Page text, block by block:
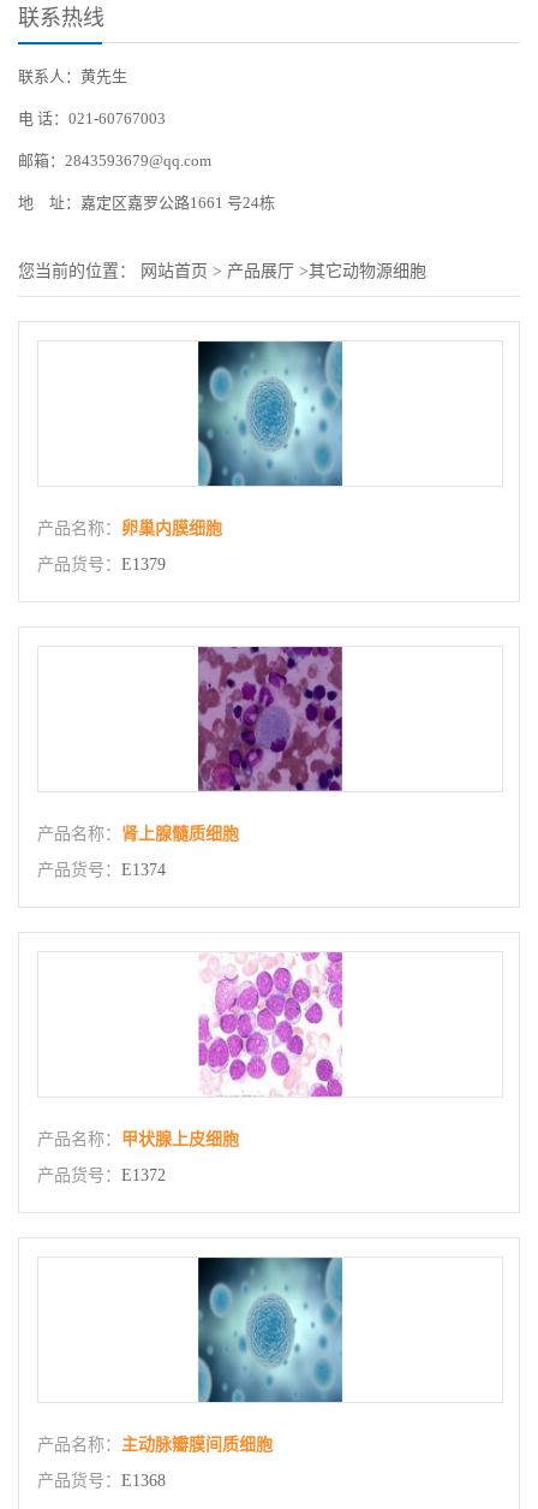
联系热线
联系人：黄先生
电 话：021-60767003
邮箱：2843593679@qq.com
地 址：嘉定区嘉罗公路1661 号24栋
您当前的位置： 网站首页 > 产品展厅 >其它动物源细胞
产品名称： 卵巢内膜细胞
产品货号： E1379
产品名称： 肾上腺髓质细胞
产品货号： E1374
产品名称： 甲状腺上皮细胞
产品货号： E1372
产品名称： 主动脉瓣膜间质细胞
产品货号： E1368